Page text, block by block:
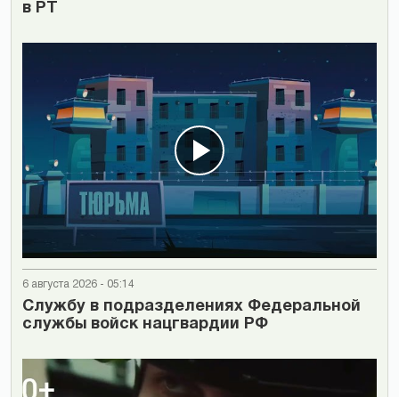
в РТ
6 августа 2026 - 05:14
Cлужбу в подразделениях Федеральной
службы войск нацгвардии РФ